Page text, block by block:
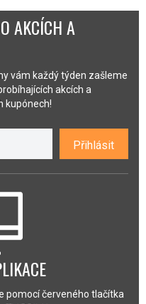
AKCÍCH A
vám každý týden zašleme
akcích a
kupónech!
Přihlásit
pomocí červeného tlačítka